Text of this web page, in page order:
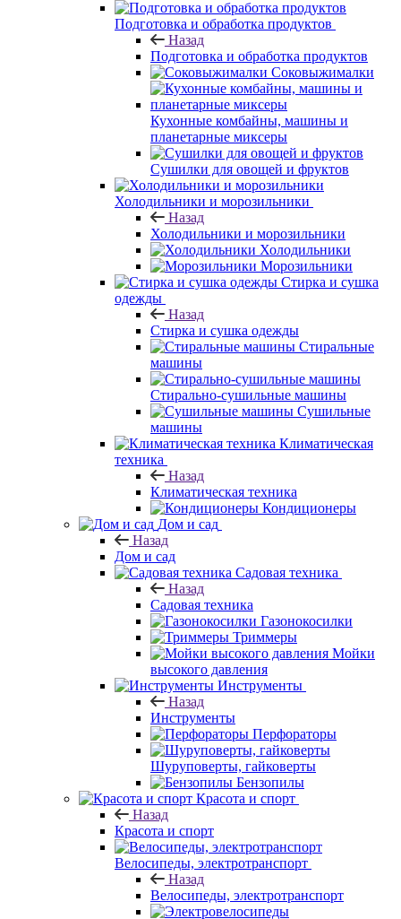
Подготовка и обработка продуктов
Назад
Подготовка и обработка продуктов
Соковыжималки
Кухонные комбайны, машины и
планетарные миксеры
Сушилки для овощей и фруктов
Холодильники и морозильники
Назад
Холодильники и морозильники
Холодильники
Морозильники
Стирка и сушка
одежды
Назад
Стирка и сушка одежды
Стиральные
машины
Стирально-сушильные машины
Сушильные
машины
Климатическая
техника
Назад
Климатическая техника
Кондиционеры
Дом и сад
Назад
Дом и сад
Садовая техника
Назад
Садовая техника
Газонокосилки
Триммеры
Мойки
высокого давления
Инструменты
Назад
Инструменты
Перфораторы
Шуруповерты, гайковерты
Бензопилы
Красота и спорт
Назад
Красота и спорт
Велосипеды, электротранспорт
Назад
Велосипеды, электротранспорт